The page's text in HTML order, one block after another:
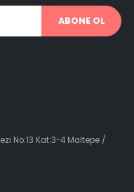
ABONE OL
No:13 Kat:3-4 Maltepe /